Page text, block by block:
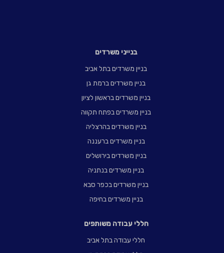
בנייני משרדים
בניין משרדים בתל אביב
בניין משרדים ברמת גן
בניין משרדים בראשון לציון
בניין משרדים בפתח תקווה
בניין משרדים בהרצליה
בניין משרדים ברעננה
בניין משרדים בירושלים
בניין משרדים בנתניה
בניין משרדים בכפר סבא
בניין משרדים בחיפה
חללי עבודה משותפים
חללי עבודה בתל אביב